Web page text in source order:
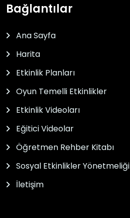
Bağlantılar
Ana Sayfa
Harita
Etkinlik Planları
Oyun Temelli Etkinlikler
Etkinlik Videoları
Eğitici Videolar
Öğretmen Rehber Kitabı
Sosyal Etkinlikler Yönetmeliği
İletişim